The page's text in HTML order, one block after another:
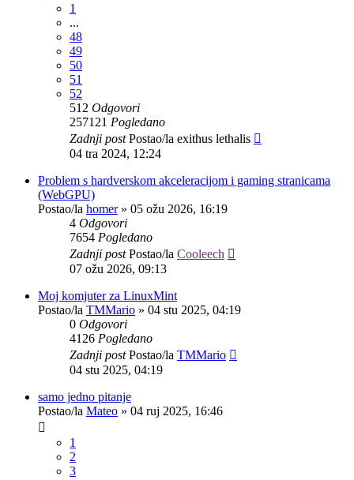
1
...
48
49
50
51
52
512 Odgovori
257121 Pogledano
Zadnji postPostao/la exithus lethalis
04 tra 2024, 12:24
Problem s hardverskom akceleracijom i gaming stranicama
(WebGPU)
Postao/la homer» 05 ožu 2026, 16:19
4 Odgovori
7654 Pogledano
Zadnji postPostao/la Cooleech
07 ožu 2026, 09:13
Moj komjuter za LinuxMint
Postao/la TMMario » 04 stu 2025, 04:19
0 Odgovori
4126 Pogledano
Zadnji postPostao/la TMMario
04 stu 2025, 04:19
samo jedno pitanje
Postao/la Mateo » 04 ruj 2025, 16:46
1
2
3